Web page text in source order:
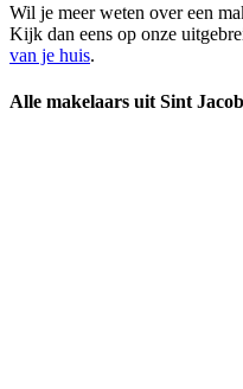
Wil je meer weten over een
Kijk dan eens op onze
van je huis.
Alle makelaars uit Sint